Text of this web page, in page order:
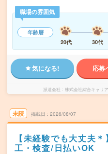
職場の雰囲気
年齢層
20代
30代
気になる! 応募
派遣会社 株式会社綜合キャリ
未読 掲載日 2026/08/07
【未経験でも大丈夫
工・検査/日払いOK